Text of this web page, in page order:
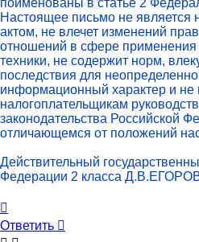
поименованы в статье 2
Настоящее письмо не
актом, не влечет изменений
отношений в сфере применения
техники, не содержит норм,
последствия для
информационный характер и не
налогоплательщикам
законодательства Российской
отличающемся от положений
Действительный
Федерации 2 класса
к
началу
Ответить